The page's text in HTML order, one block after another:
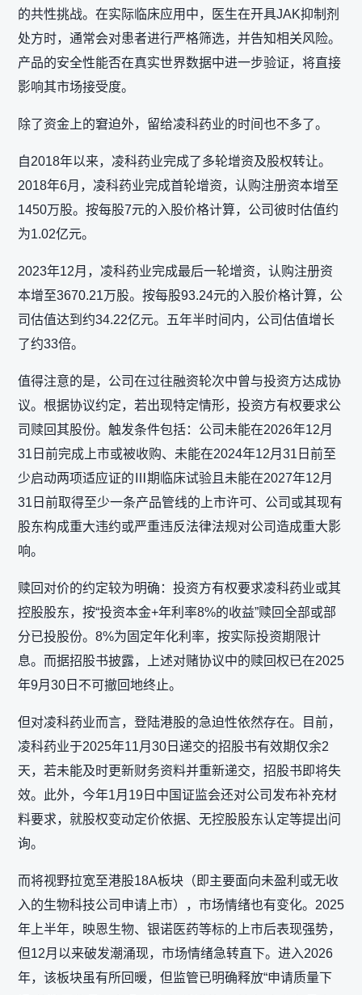
的共性挑战。在实际临床应用中，医生在开具JAK抑制剂
处方时，通常会对患者进行严格筛选，并告知相关风险。
产品的安全性能否在真实世界数据中进一步验证，将直接
影响其市场接受度。
除了资金上的窘迫外，留给凌科药业的时间也不多了。
自2018年以来，凌科药业完成了多轮增资及股权转让。
2018年6月，凌科药业完成首轮增资，认购注册资本增至
1450万股。按每股7元的入股价格计算，公司彼时估值约
为1.02亿元。
2023年12月，凌科药业完成最后一轮增资，认购注册资
本增至3670.21万股。按每股93.24元的入股价格计算，公
司估值达到约34.22亿元。五年半时间内，公司估值增长
了约33倍。
值得注意的是，公司在过往融资轮次中曾与投资方达成协
议。根据协议约定，若出现特定情形，投资方有权要求公
司赎回其股份。触发条件包括：公司未能在2026年12月
31日前完成上市或被收购、未能在2024年12月31日前至
少启动两项适应证的Ⅲ期临床试验且未能在2027年12月
31日前取得至少一条产品管线的上市许可、公司或其现有
股东构成重大违约或严重违反法律法规对公司造成重大影
响。
赎回对价的约定较为明确：投资方有权要求凌科药业或其
控股股东，按“投资本金+年利率8%的收益”赎回全部或部
分已投股份。8%为固定年化利率，按实际投资期限计
息。而据招股书披露，上述对赌协议中的赎回权已在2025
年9月30日不可撤回地终止。
但对凌科药业而言，登陆港股的急迫性依然存在。目前，
凌科药业于2025年11月30日递交的招股书有效期仅余2
天，若未能及时更新财务资料并重新递交，招股书即将失
效。此外，今年1月19日中国证监会还对公司发布补充材
料要求，就股权变动定价依据、无控股股东认定等提出问
询。
而将视野拉宽至港股18A板块（即主要面向未盈利或无收
入的生物科技公司申请上市），市场情绪也有变化。2025
年上半年，映恩生物、银诺医药等标的上市后表现强势，
但12月以来破发潮涌现，市场情绪急转直下。进入2026
年，该板块虽有所回暖，但监管已明确释放“申请质量下